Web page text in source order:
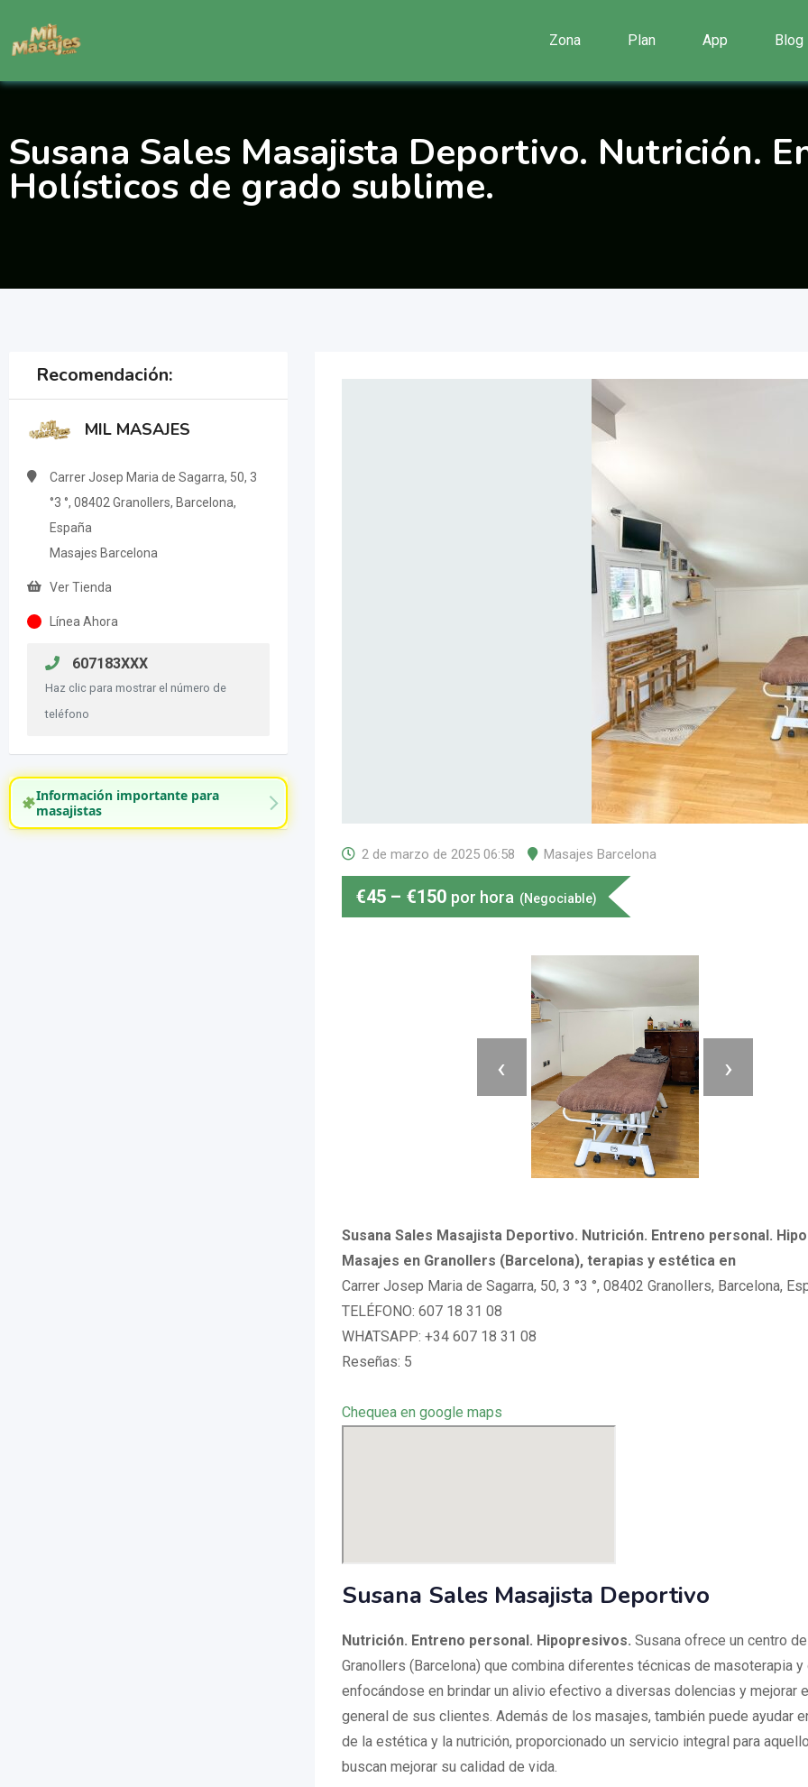
contenido
Zona Plan App Blog
Susana Sales Masajista Deportivo. Nutrición.
Holísticos de grado sublime.
Recomendación:
MIL MASAJES
Carrer Josep Maria de Sagarra, 50, 3
°3 °, 08402 Granollers, Barcelona,
España
Masajes Barcelona
Ver Tienda
Línea Ahora
607183XXX
Haz clic para mostrar el número de
teléfono
Información importante para
masajistas
2 de marzo de 2025 06:58 Masajes Barcelona
€45 – €150 por hora (Negociable)
‹ ›
Susana Sales Masajista Deportivo. Nutrición. Entreno personal.
Masajes en Granollers (Barcelona), terapias y estética en
Carrer Josep Maria de Sagarra, 50, 3 °3 °, 08402 Granollers, Barcelona,
TELÉFONO: 607 18 31 08
WHATSAPP: +34 607 18 31 08
Reseñas: 5
Chequea en google maps
Susana Sales Masajista Deportivo
Nutrición. Entreno personal. Hipopresivos. Susana ofrece un centro
Granollers (Barcelona) que combina diferentes técnicas de masoterapia y
enfocándose en brindar un alivio efectivo a diversas dolencias y mejorar
general de sus clientes. Además de los masajes, también puede ayudar
de la estética y la nutrición, proporcionado un servicio integral para
buscan mejorar su calidad de vida.